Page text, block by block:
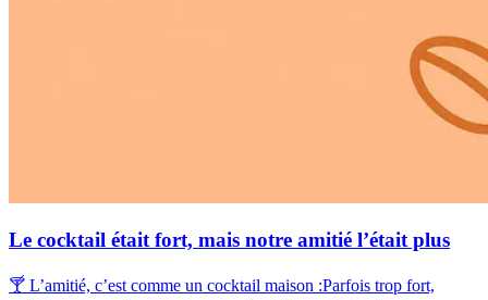
Le cocktail était fort, mais notre amitié l’était plus
🍸 L’amitié, c’est comme un cocktail maison :Parfois trop fort,